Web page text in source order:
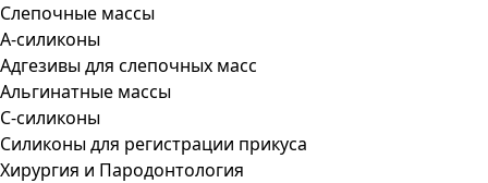
Слепочные массы
А-силиконы
Адгезивы для слепочных масс
Альгинатные массы
С-силиконы
Силиконы для регистрации прикуса
Хирургия и Пародонтология